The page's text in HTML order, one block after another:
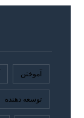
آموختن
توسعه دهنده